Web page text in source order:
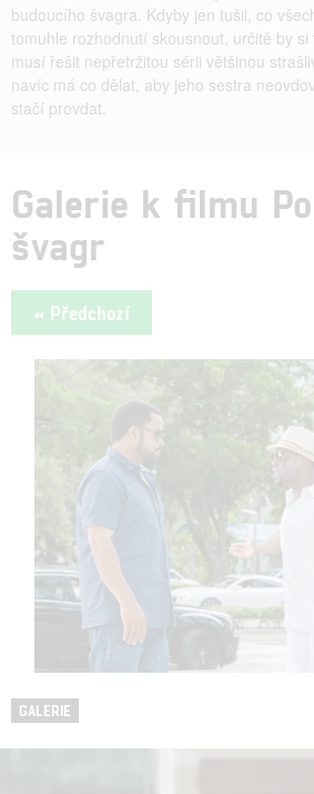
budoucího švagra. Kdyby jen tušil, co
tomuhle rozhodnutí skousnout, určitě by
musí řešit nepřetržitou sérii většinou
navíc má co dělat, aby jeho sestra
stačí provdat.
Galerie k filmu
švagr
« Předchozí
GALERIE